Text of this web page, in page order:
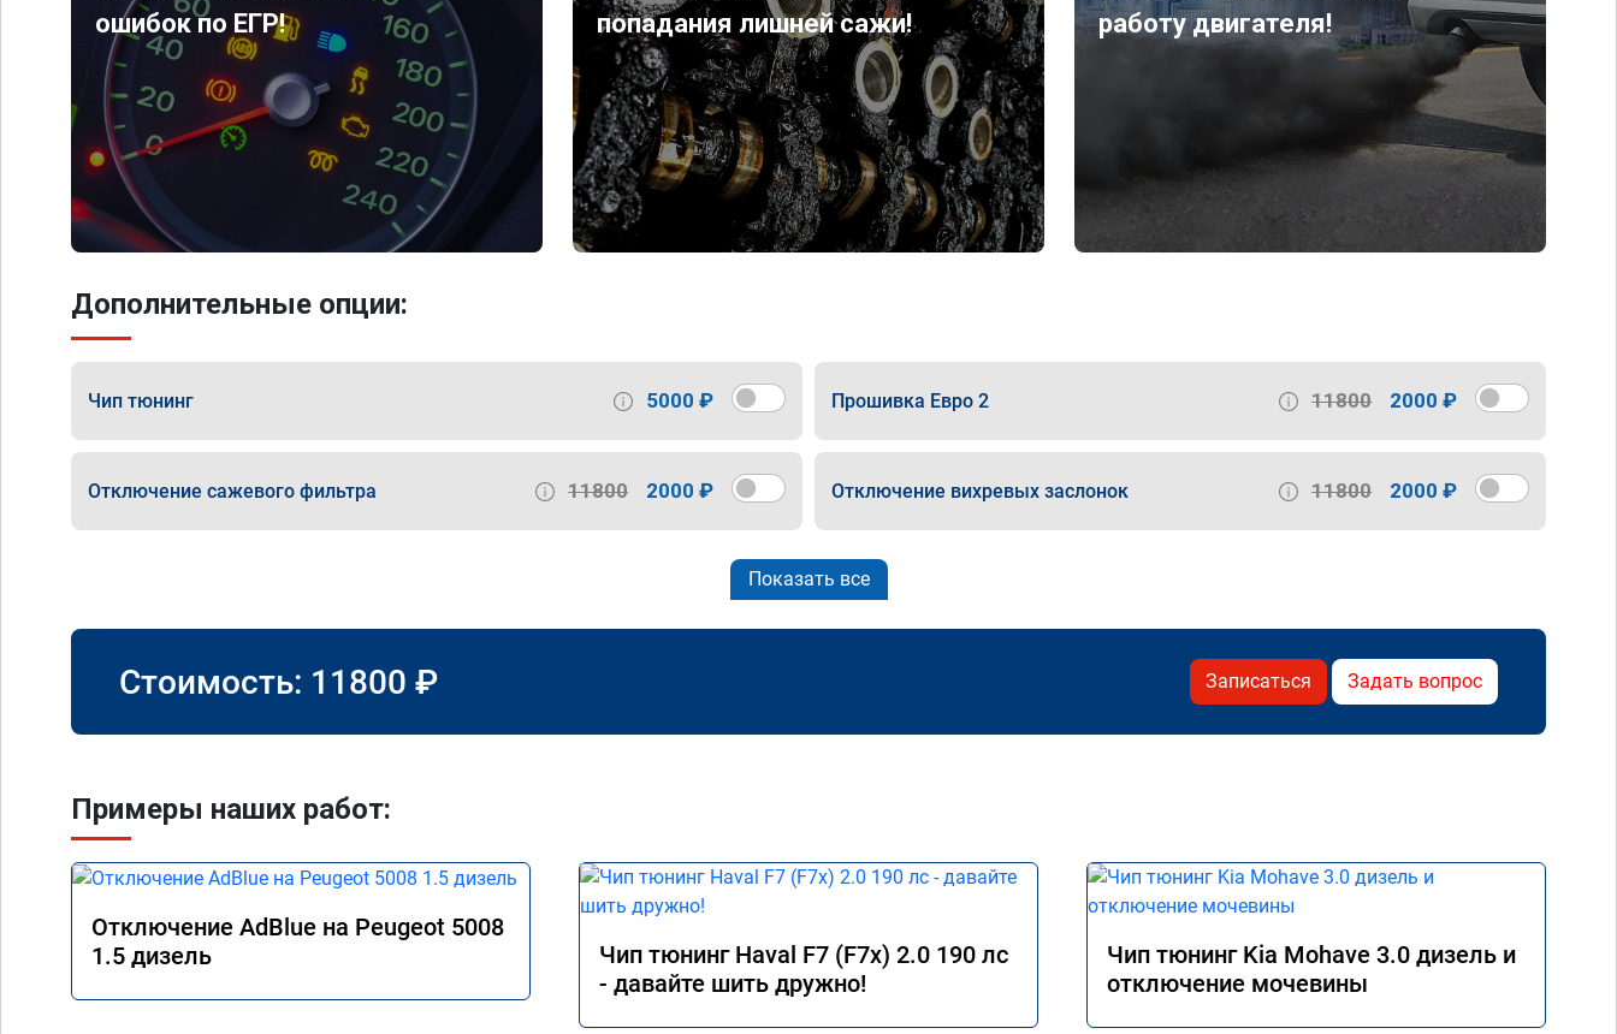
ошибок по ЕГР!
попадания лишней сажи!
работу двигателя!
Дополнительные опции:
Чип тюнинг 5000 ₽ Прошивка Евро 2 11800 2000 ₽
Отключение сажевого фильтра 11800 2000 ₽ Отключение вихревых заслонок 11800 2000 ₽
Показать все
Стоимость: 11800 ₽ Записаться Задать вопрос
Примеры наших работ:
Отключение AdBlue на Peugeot 5008
1.5 дизель
Чип тюнинг Haval F7 (F7x) 2.0 190 лс
- давайте шить дружно!
Чип тюнинг Kia Mohave 3.0 дизель и
отключение мочевины